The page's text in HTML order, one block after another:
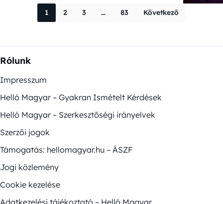
Bejegyzések
1 2 3 … 83 Következő
Rólunk
Impresszum
Helló Magyar – Gyakran Ismételt Kérdések
Helló Magyar – Szerkesztőségi irányelvek
Szerzői jogok
Támogatás: hellomagyar.hu – ÁSZF
Jogi közlemény
Cookie kezelése
Adatkezelési tájékoztató – Helló Magyar